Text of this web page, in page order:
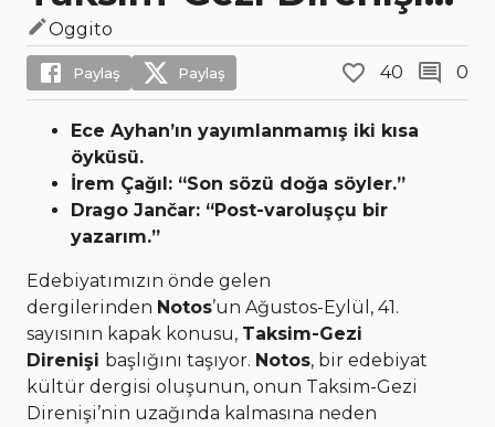
Oggito
Paylaş Paylaş 40 0
Ece Ayhan’ın yayımlanmamış iki kısa
öyküsü.
İrem Çağıl: “Son sözü doğa söyler.”
Drago Jančar: “Post-varoluşçu bir
yazarım.”
Edebiyatımızın önde gelen
dergilerinden Notos’un Ağustos-Eylül, 41.
sayısının kapak konusu, Taksim-Gezi
Direnişi başlığını taşıyor. Notos, bir edebiyat
kültür dergisi oluşunun, onun Taksim-Gezi
Direnişi’nin uzağında kalmasına neden